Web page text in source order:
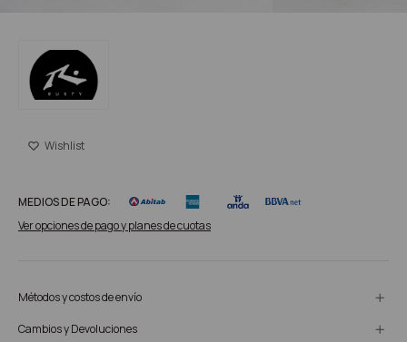
MEDIOS DE PAGO:
Ver opciones de pago y planes de cuotas
Métodos y costos de envío
Cambios y Devoluciones